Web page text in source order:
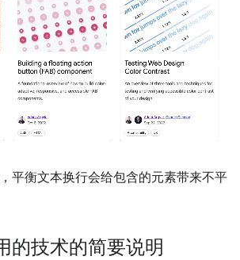
平衡文本换行会给包含的元素带来不平
的技术的简要说明